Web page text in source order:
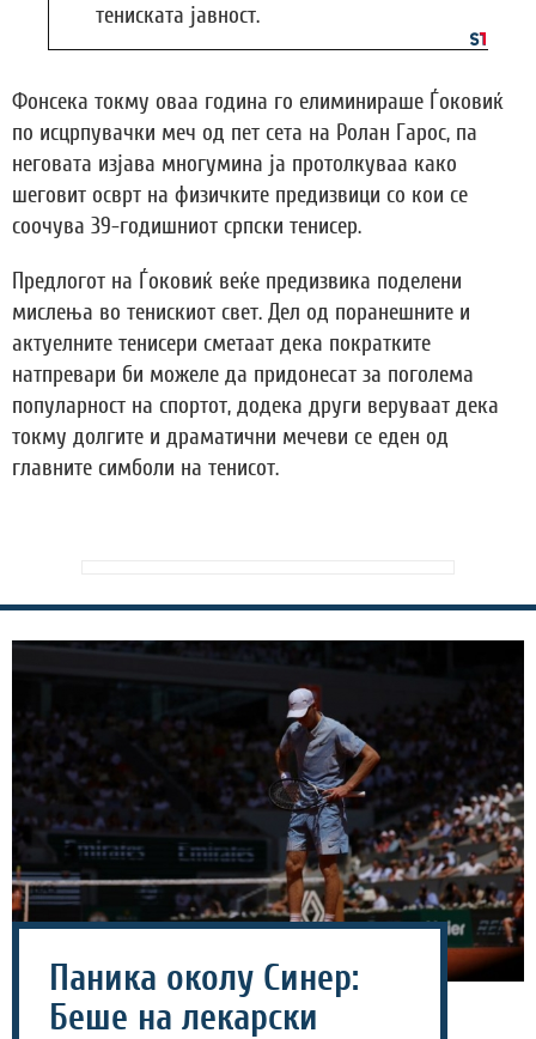
тениската јавност.
Фонсека токму оваа година го елиминираше Ѓоковиќ
по исцрпувачки меч од пет сета на Ролан Гарос, па
неговата изјава многумина ја протолкуваа како
шеговит осврт на физичките предизвици со кои се
соочува 39-годишниот српски тенисер.
Предлогот на Ѓоковиќ веќе предизвика поделени
мислења во тенискиот свет. Дел од поранешните и
актуелните тенисери сметаат дека пократките
натпревари би можеле да придонесат за поголема
популарност на спортот, додека други веруваат дека
токму долгите и драматични мечеви се еден од
главните симболи на тенисот.
Паника околу Синер:
Беше на лекарски